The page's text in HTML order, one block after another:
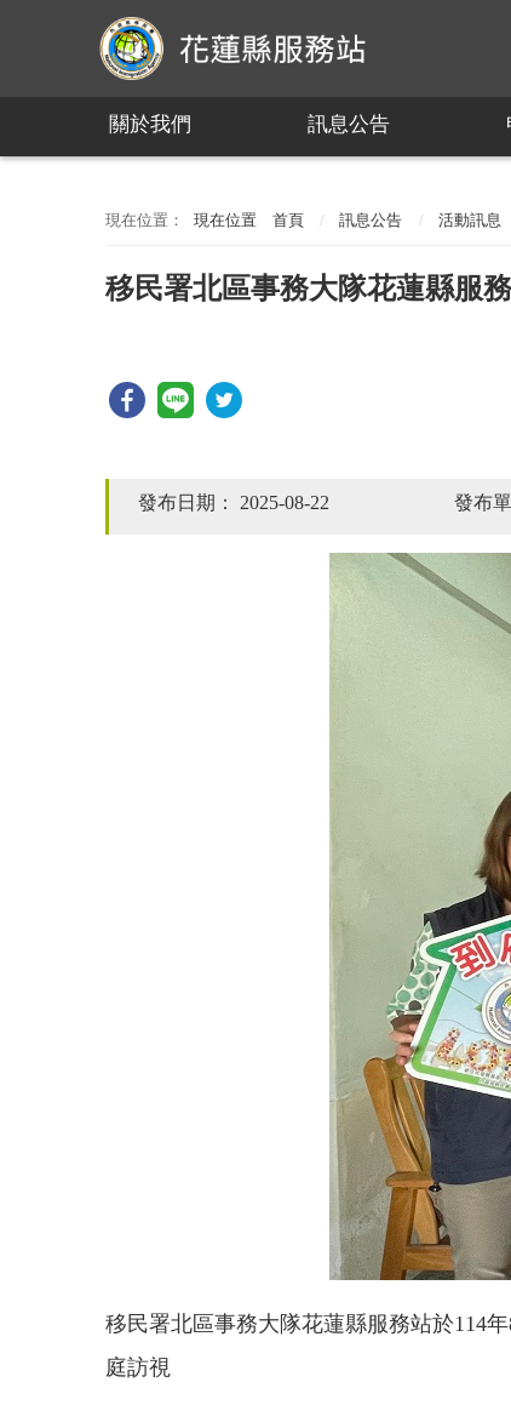
關於我們 訊息公告
現在位置 首頁 訊息公告 活動訊息
移民署北區事務大隊花蓮縣服
發布日期： 2025-08-22 發布
移民署北區事務大隊花蓮縣服務站於114
庭訪視